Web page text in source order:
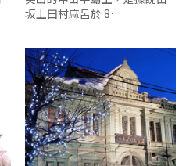
坂上田村麻呂於 8…